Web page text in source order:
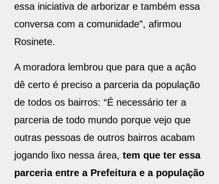
essa iniciativa de arborizar e também essa
conversa com a comunidade”, afirmou
Rosinete.
A moradora lembrou que para que a ação
dê certo é preciso a parceria da população
de todos os bairros: “É necessário ter a
parceria de todo mundo porque vejo que
outras pessoas de outros bairros acabam
jogando lixo nessa área, tem que ter essa
parceria entre a Prefeitura e a população